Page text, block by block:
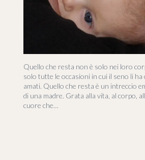
Quello che resta non è solo nei loro
solo tutte le occasioni in cui il seno li ha
amati. Quello che resta è un intreccio
di una madre. Grata alla vita, al corpo,
cuore che…